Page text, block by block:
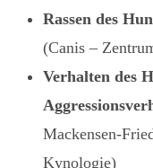
Rassen des
(Canis –
Verhalten des
Mackensen-
Kynologie)